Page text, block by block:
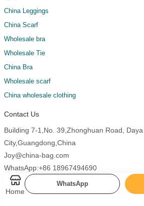
China Leggings
China Scarf
Wholesale bra
Wholesale Tie
China Bra
Wholesale scarf
China wholesale clothing
Contact Us
Building 7-1,No. 39,Zhonghuan Road,
City,Guangdong,China
Joy@china-bag.com
WhatsApp:+86 18967494690
Copyright 2026 China Bags All
Home
WhatsApp